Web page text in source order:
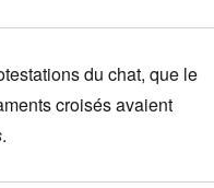
du chat, que le
croisés avaient
.